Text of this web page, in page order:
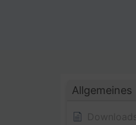
Allgemeines